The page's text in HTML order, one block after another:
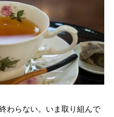
わらない。いま取り組んで